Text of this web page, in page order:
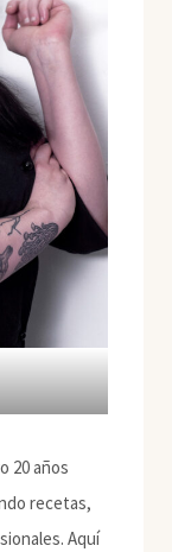
20 años
recetas,
Aquí